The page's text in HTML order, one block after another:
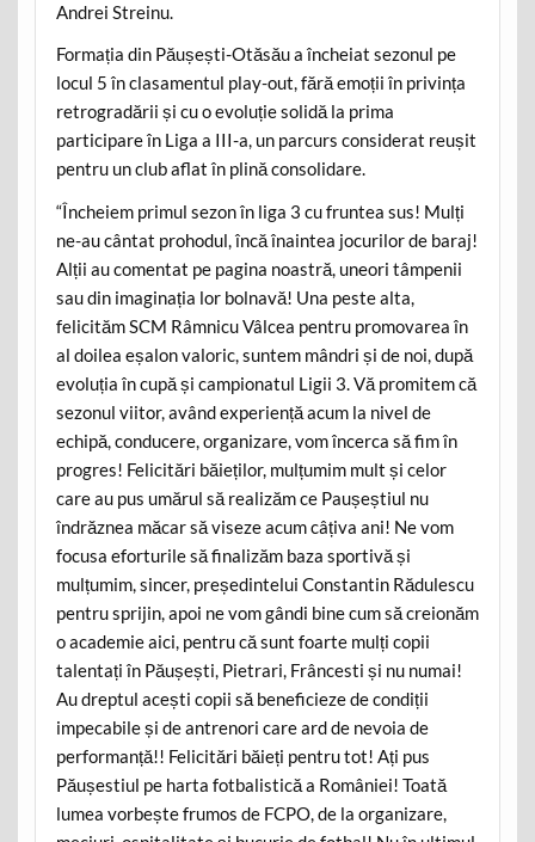
Andrei Streinu.
Formația din Păușești-Otăsău a încheiat sezonul pe
locul 5 în clasamentul play-out, fără emoții în privința
retrogradării și cu o evoluție solidă la prima
participare în Liga a III-a, un parcurs considerat reușit
pentru un club aflat în plină consolidare.
“Încheiem primul sezon în liga 3 cu fruntea sus! Mulți
ne-au cântat prohodul, încă înaintea jocurilor de baraj!
Alții au comentat pe pagina noastră, uneori tâmpenii
sau din imaginația lor bolnavă! Una peste alta,
felicităm SCM Râmnicu Vâlcea pentru promovarea în
al doilea eșalon valoric, suntem mândri și de noi, după
evoluția în cupă și campionatul Ligii 3. Vă promitem că
sezonul viitor, având experiență acum la nivel de
echipă, conducere, organizare, vom încerca să fim în
progres! Felicitări băieților, mulțumim mult și celor
care au pus umărul să realizăm ce Paușeștiul nu
îndrăznea măcar să viseze acum câțiva ani! Ne vom
focusa eforturile să finalizăm baza sportivă și
mulțumim, sincer, președintelui Constantin Rădulescu
pentru sprijin, apoi ne vom gândi bine cum să creionăm
o academie aici, pentru că sunt foarte mulți copii
talentați în Păușești, Pietrari, Frâncesti și nu numai!
Au dreptul acești copii să beneficieze de condiții
impecabile și de antrenori care ard de nevoia de
performanță!! Felicitări băieți pentru tot! Ați pus
Păușestiul pe harta fotbalistică a României! Toată
lumea vorbește frumos de FCPO, de la organizare,